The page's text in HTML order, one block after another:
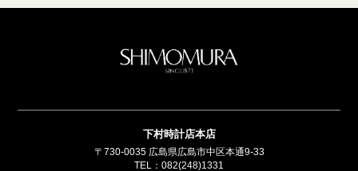
下村時計店本店
〒730-0035 広島県広島市中区本通9-33
TEL： 082(248)1331